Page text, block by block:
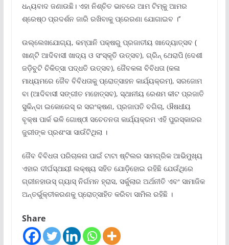
ଧନ୍ୟବାଦ ଜଣାଉଛି। ଏହା ନିଶ୍ଚିତ ଭାବରେ ଆମ ଟିମ୍‌କୁ ଆମର
ଶ୍ରେଷ୍ଠ ପ୍ରଦର୍ଶନ ଜାରି ରଖିବାକୁ ପ୍ରେରଣା ଯୋଗାଇବ ।’’
ଉଲ୍ଲେଖଯୋଗ୍ୟ, କମ୍ପାନି ପକ୍ଷରୁ ପ୍ରଜାତୀୟ ଖାଦ୍ୟୋତ୍ସବ (
ଖାଣ୍ଟି ଆଦିବାସୀ ଖାଦ୍ୟ ଓ ସଂସ୍କୃତି ଉତ୍ସବ), ଗ୍ରିନ୍ ଥେରାପି (ଦେଶୀ
ଜଡ଼ିବୁଟି ଚିକିତ୍ସା ପଦ୍ଧତି ଉତ୍ସବ), ଜୈବକଳା ବିବିଧତା (କଳା
ମାଧ୍ୟମରେ ଜୈବ ବିବିଧତାକୁ ପ୍ରୋତ୍ସାହନ କାର୍ଯ୍ୟକ୍ରମ), ସରଜୋମ
ବା (ଆଦିବାସୀ ସଙ୍ଗୀତ ମହୋତ୍ସବ), ସ୍ଥାନୀୟ ରେଶମ କୀଟ ପ୍ରଜାତି
ସୁକିନ୍ଦା ଇକୋରେସ୍ ର ସରଂକ୍ଷଣ, ପ୍ରଜାପତି ବଗିଚା, ଔଷଧୀୟ
ବୃକ୍ଷ ପାର୍କ ଭଳି ଗୋଷ୍ଠୀ ସଚେତନତା କାର୍ଯ୍ୟକ୍ରମ ଏହି ପୁରସ୍କାରର
ଜୁରୀଙ୍କ ପ୍ରଶଂସା ସାଉଁଟିଥିଲା ।
ଜୈବ ବିବିଧତା ପରିଚାଳନା ପାଇଁ ଟାଟା ଷ୍ଟିଲର ସାମଗ୍ରିକ ଆଭିମୁଖ୍ୟ
ଏହାର ଦୀର୍ଘସ୍ଥାୟୀ ଲକ୍ଷ୍ୟ ସହିତ ଯୋଡ଼ିହୋଇ ରହିଛି ଯେଉଁଥିରେ
ଗ୍ରୀନହାଉସ୍ ଗ୍ୟାସ୍ ନିର୍ଗମନ ହ୍ରାସ, ସର୍କୁଲାର ଅର୍ଥନୀତି ଏବଂ ସାମାଜିକ
ଅନ୍ତର୍ଭୁକ୍ତୀକରଣକୁ ପ୍ରୋତ୍ସାହିତ କରିବା ସାମିଲ ରହିଛି ।
Share